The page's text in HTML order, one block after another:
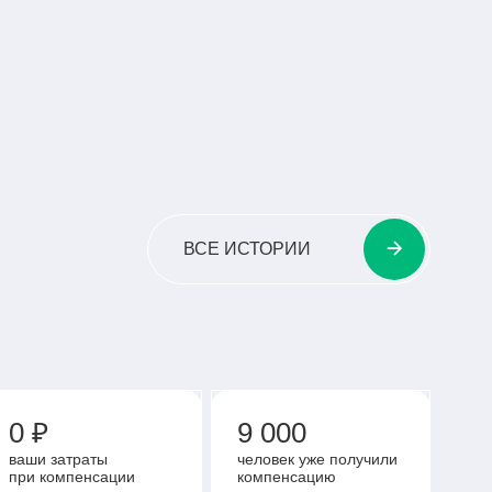
ВСЕ ИСТОРИИ
0 ₽
ваши затраты
при компенсации
9 000
человек уже получили
компенсацию